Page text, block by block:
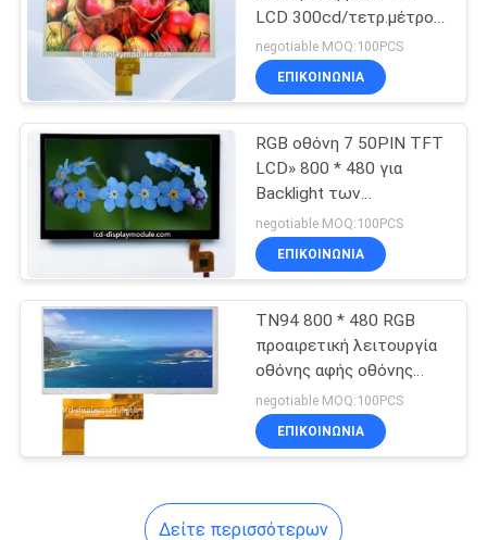
tft όργανο ελέγχου
LCD
LCD οθόνη πίνακα
LCD 300cd/τετρ.μέτρο
φωτεινότητας άσπρο
Backlight
negotiable MOQ:100PCS
ΕΠΙΚΟΙΝΩΝΊΑ
RGB οθόνη 7 50PIN TFT
LCD» 800 * 480 για
Backlight των
δευτερευουσών
οδηγήσεων εξοπλισμού
γραφείων
negotiable MOQ:100PCS
ΕΠΙΚΟΙΝΩΝΊΑ
TN94 800 * 480 RGB
προαιρετική λειτουργία
οθόνης αφής οθόνης
επίδειξης LCD 2.8V
negotiable MOQ:100PCS
ΕΠΙΚΟΙΝΩΝΊΑ
Δείτε περισσότερων